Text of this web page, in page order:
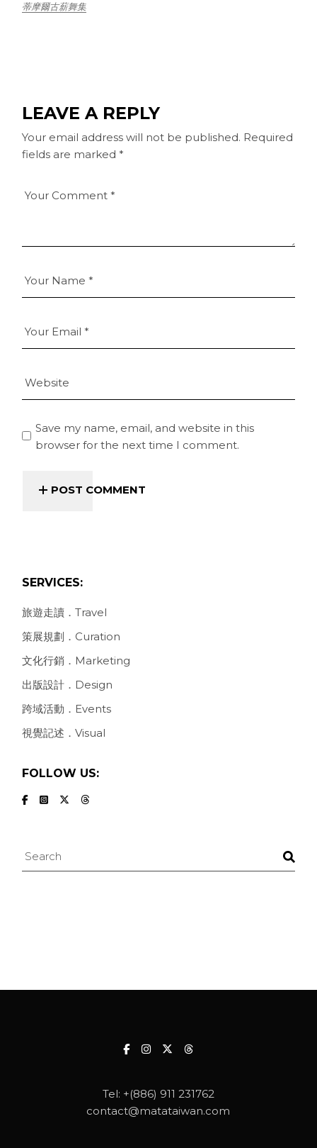
蒂摩爾古薪舞集
LEAVE A REPLY
Your email address will not be published. Required
fields are marked *
Save my name, email, and website in this
browser for the next time I comment.
POST COMMENT
SERVICES:
旅遊走讀．Travel
策展規劃．Curation
文化行銷．Marketing
出版設計．Design
跨域活動．Events
視覺記述．Visual
FOLLOW US:
Search
Tel: +(886) 911 231762
contact@matataiwan.com